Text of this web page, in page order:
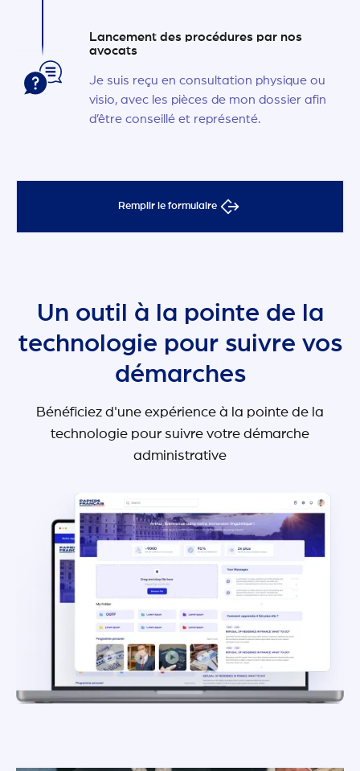
Lancement des procédures par nos
avocats
Je suis reçu en consultation physique ou
visio, avec les pièces de mon dossier afin
d’être conseillé et représenté.
Remplir le formulaire
Un outil à la pointe de la
technologie pour suivre vos
démarches
Bénéficiez d'une expérience à la pointe de la
technologie pour suivre votre démarche
administrative